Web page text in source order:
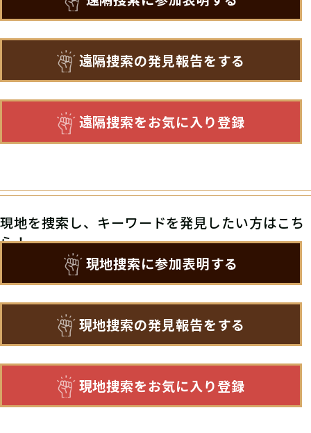
遠隔捜索の発見報告をする
遠隔捜索をお気に入り登録
現地を捜索し、キーワードを発見したい方はこち
ら！
現地捜索に参加表明する
現地捜索の発見報告をする
現地捜索をお気に入り登録